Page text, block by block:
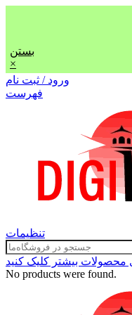
بستن
×
ورود / ثبت نام
فهرست
تنظیمات
No products were found.